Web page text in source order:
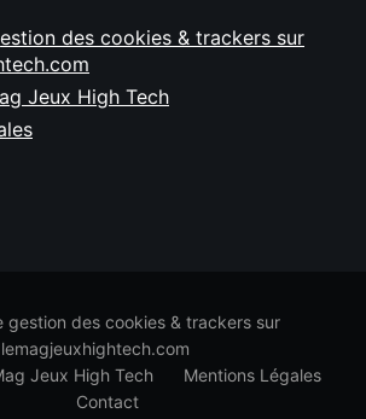
des cookies & trackers sur
Jeux High Tech
gestion des cookies & trackers sur
lemagjeuxhightech.com
Jeux High Tech
Mentions Légales
Contact